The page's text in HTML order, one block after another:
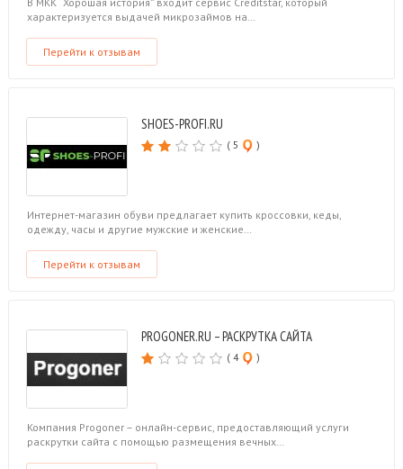
характеризуется выдачей микрозаймов на…
Перейти к отзывам
SHOES-PROFI.RU
( 5 )
Интернет-магазин обуви предлагает купить кроссовки, кеды,
одежду, часы и другие мужские и женские…
Перейти к отзывам
PROGONER.RU – РАСКРУТКА САЙТА
( 4 )
Компания Progoner – онлайн-сервис, предоставляющий услуги
раскрутки сайта с помощью размещения вечных…